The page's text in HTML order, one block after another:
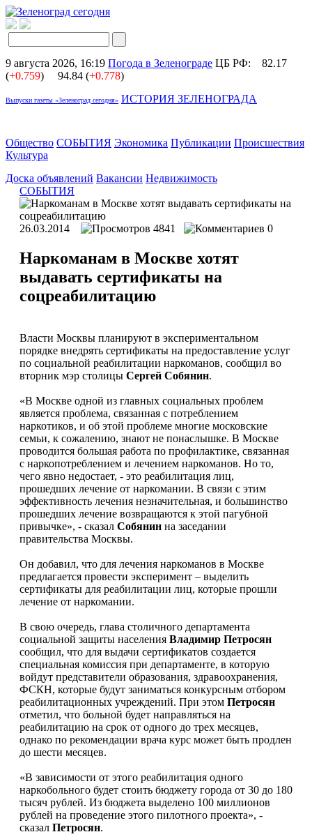
9 августа 2026, 16:19 Погода в Зеленограде ЦБ РФ:
82.17
(+0.759) 94.84 (+0.778)
Выпуски газеты «Зеленоград сегодня» ИСТОРИЯ ЗЕЛЕНОГРАДА
Общество СОБЫТИЯ Экономика Публикации Происшествия
Культура
Доска объявлений Вакансии Недвижимость
СОБЫТИЯ
26.03.2014 4841 0
Наркоманам в Москве хотят
выдавать сертификаты на
соцреабилитацию
Власти Москвы планируют в экспериментальном
порядке внедрять сертификаты на предоставление услуг
по социальной реабилитации наркоманов, сообщил во
вторник мэр столицы Сергей Собянин.
«В Москве одной из главных социальных проблем
является проблема, связанная с потреблением
наркотиков, и об этой проблеме многие московские
семьи, к сожалению, знают не понаслышке. В Москве
проводится большая работа по профилактике, связанная
с наркопотреблением и лечением наркоманов. Но то,
чего явно недостает, - это реабилитация лиц,
прошедших лечение от наркомании. В связи с этим
эффективность лечения незначительная, и большинство
прошедших лечение возвращаются к этой пагубной
привычке», - сказал Собянин на заседании
правительства Москвы.
Он добавил, что для лечения наркоманов в Москве
предлагается провести эксперимент – выделить
сертификаты для реабилитации лиц, которые прошли
лечение от наркомании.
В свою очередь, глава столичного департамента
социальной защиты населения Владимир Петросян
сообщил, что для выдачи сертификатов создается
специальная комиссия при департаменте, в которую
войдут представители образования, здравоохранения,
ФСКН, которые будут заниматься конкурсным отбором
реабилитационных учреждений. При этом Петросян
отметил, что больной будет направляться на
реабилитацию на срок от одного до трех месяцев,
однако по рекомендации врача курс может быть продлен
до шести месяцев.
«В зависимости от этого реабилитация одного
наркобольного будет стоить бюджету города от 30 до 180
тысяч рублей. Из бюджета выделено 100 миллионов
рублей на проведение этого пилотного проекта», -
сказал Петросян.